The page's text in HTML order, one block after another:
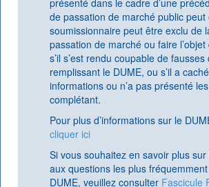
présenté dans le cadre d’une
de passation de marché public peut
soumissionnaire peut être exclu de
passation de marché ou faire
s’il s’est rendu coupable de
remplissant le DUME, ou s’il a
informations ou n’a pas présenté
complétant.
Pour plus d’informations sur le
cliquer ici
Si vous souhaitez en savoir plus
aux questions les plus
DUME, veuillez consulter Fascicule